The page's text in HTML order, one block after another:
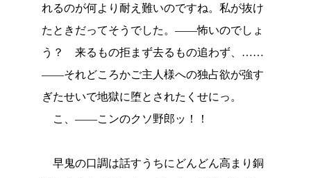
れるのが何より耐え難いのですね。私が抜け
たときだってそうでした。――怖いのでしょ
う？ 来るもの拒まず去るもの追わず、……
――それどころかご主人様への独占欲が強す
ぎたせいで地獄に堕とされたくせにっ。
こ、――こンのクソ野郎ッ！！
早鬼の口調は話すうちにどんどん高まり銅